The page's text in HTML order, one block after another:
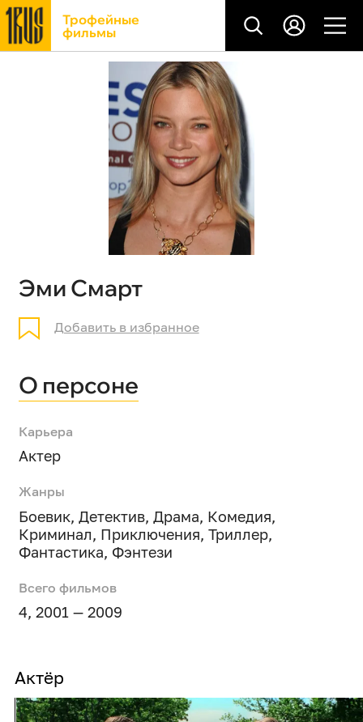
Трофейные
фильмы
Эми Смарт
Добавить в избранное
О персоне
Карьера
Актер
Жанры
Боевик, Детектив, Драма, Комедия,
Криминал, Приключения, Триллер,
Фантастика, Фэнтези
Всего фильмов
4, 2001 — 2009
Актёр